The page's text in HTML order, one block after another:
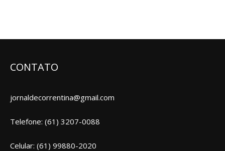
CONTATO
jornaldecorrentina@gmail.com
Telefone: (61) 3207-0088
Celular: (61) 99880-2020